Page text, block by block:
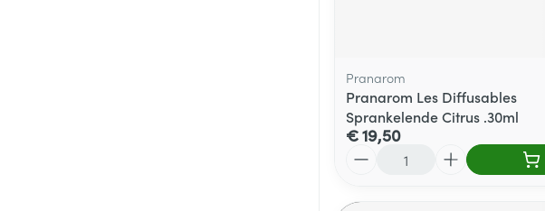
Pranarom
Pranarom Les Diffusables
Sprankelende Citrus .30ml
€ 19,50